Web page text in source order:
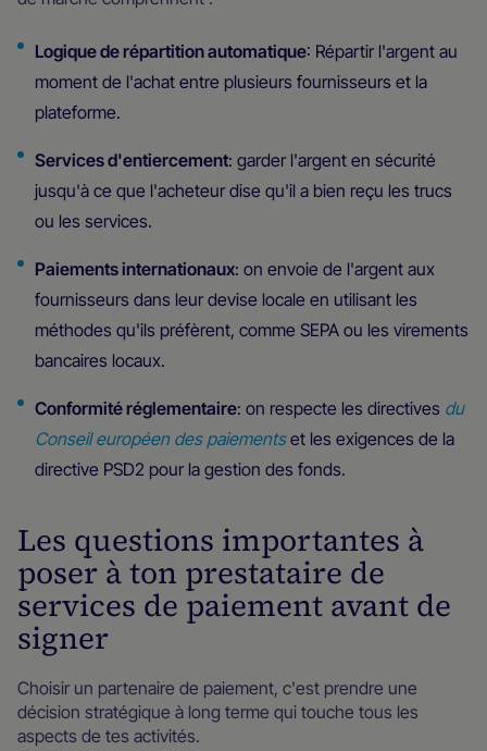
Logique de répartition automatique: Répartir l'argent au
moment de l'achat entre plusieurs fournisseurs et la
plateforme.
Services d'entiercement: garder l'argent en sécurité
jusqu'à ce que l'acheteur dise qu'il a bien reçu les trucs
ou les services.
Paiements internationaux: on envoie de l'argent aux
fournisseurs dans leur devise locale en utilisant les
méthodes qu'ils préfèrent, comme SEPA ou les virements
bancaires locaux.
Conformité réglementaire: on respecte les directives du
Conseil européen des paiementset les exigences de la
directive PSD2 pour la gestion des fonds.
Les questions importantes à
poser à ton prestataire de
services de paiement avant de
signer
Choisir un partenaire de paiement, c'est prendre une
décision stratégique à long terme qui touche tous les
aspects de tes activités.